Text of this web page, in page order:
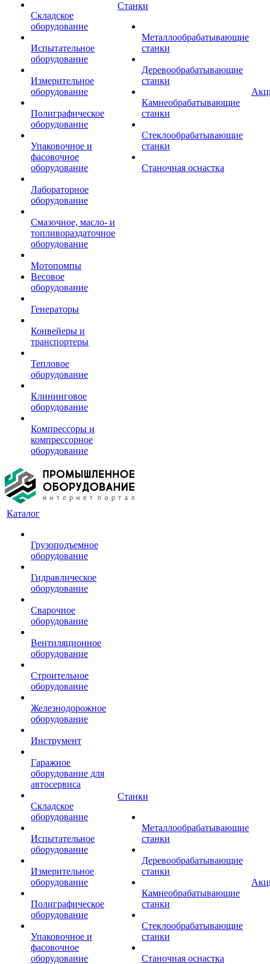
Складское
оборудование
Испытательное
оборудование
Измерительное
оборудование
Полиграфическое
оборудование
Упаковочное и
фасовочное
оборудование
Лабораторное
оборудование
Смазочное, масло- и
топливораздаточное
оборудование
Мотопомпы
Весовое
оборудование
Генераторы
Конвейеры и
транспортеры
Тепловое
оборудование
Клининговое
оборудование
Компрессоры и
компрессорное
оборудование
Станки
Металлообрабатывающие
станки
Деревообрабатывающие
станки
Камнеобрабатывающие
станки
Стеклообрабатывающие
станки
Станочная оснастка
Каталог
Грузоподъемное
оборудование
Гидравлическое
оборудование
Сварочное
оборудование
Вентиляционное
оборудование
Строительное
оборудование
Железнодорожное
оборудование
Инструмент
Гаражное
оборудование для
автосервиса
Складское
оборудование
Испытательное
оборудование
Измерительное
оборудование
Полиграфическое
оборудование
Упаковочное и
фасовочное
оборудование
Станки
Металлообрабатывающие
станки
Деревообрабатывающие
станки
Камнеобрабатывающие
станки
Стеклообрабатывающие
станки
Станочная оснастка